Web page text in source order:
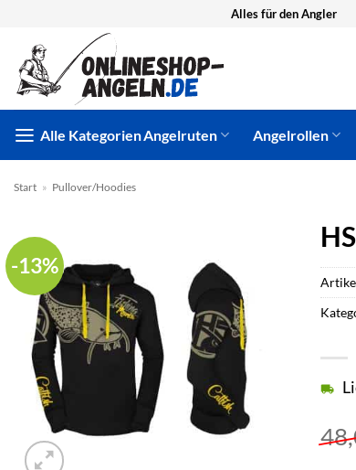
springen
Alles für den Angler
Alle KategorienAngelruten Angelrollen
Start » Pullover/Hoodies
-13%